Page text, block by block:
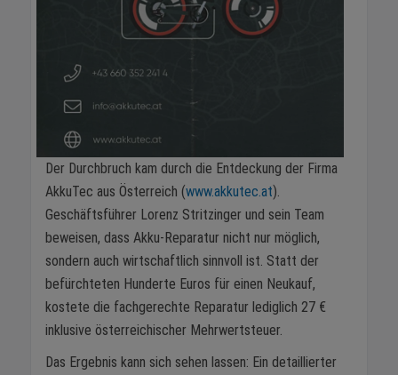
Der Durchbruch kam durch die Entdeckung der Firma
AkkuTec aus Österreich (www.akkutec.at).
Geschäftsführer Lorenz Stritzinger und sein Team
beweisen, dass Akku-Reparatur nicht nur möglich,
sondern auch wirtschaftlich sinnvoll ist. Statt der
befürchteten Hunderte Euros für einen Neukauf,
kostete die fachgerechte Reparatur lediglich 27 €
inklusive österreichischer Mehrwertsteuer.
Das Ergebnis kann sich sehen lassen: Ein detaillierter